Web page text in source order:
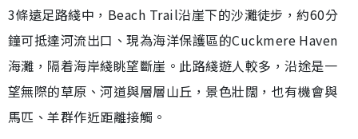
3條遠足路綫中，Beach Trail沿崖下的沙灘徒步，約60分
鐘可抵達河流出口、現為海洋保護區的Cuckmere Haven
海灘，隔着海岸綫眺望斷崖。此路綫遊人較多，沿途是一
望無際的草原、河道與層層山丘，景色壯闊，也有機會與
馬匹、羊群作近距離接觸。